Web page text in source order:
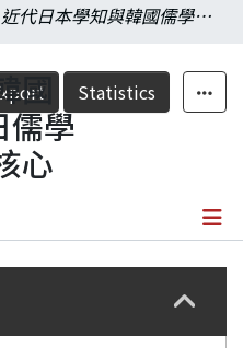
近代日本學知與韓國儒學史——以韓日儒學普遍化的異同為核心
Statistics
國
學
心